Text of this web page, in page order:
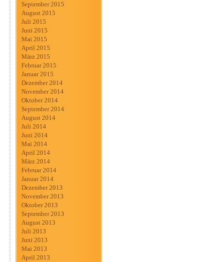
September 2015
August 2015
Juli 2015
Juni 2015
Mai 2015
April 2015
März 2015
Februar 2015
Januar 2015
Dezember 2014
November 2014
Oktober 2014
September 2014
August 2014
Juli 2014
Juni 2014
Mai 2014
April 2014
März 2014
Februar 2014
Januar 2014
Dezember 2013
November 2013
Oktober 2013
September 2013
August 2013
Juli 2013
Juni 2013
Mai 2013
April 2013